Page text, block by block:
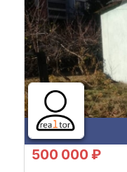
500 000 ₽